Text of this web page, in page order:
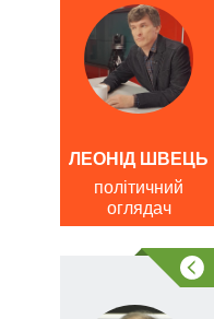
ЛЕОНІД ШВЕЦЬ
політичний
оглядач